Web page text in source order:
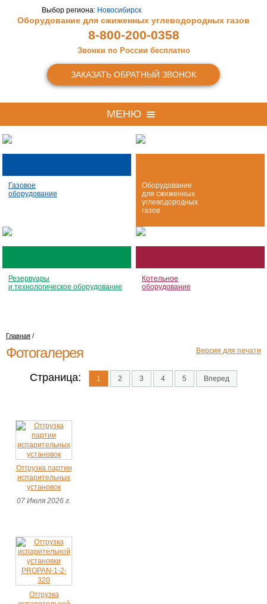
Выбор региона: Новосибирск
Оборудование для сжиженных углеводородных газов
8-800-200-0358
Звонки по России бесплатно
ЗАКАЗАТЬ ОБРАТНЫЙ ЗВОНОК
МЕНЮ
Газовое
оборудование
Оборудование
для сжиженных
углеводородных
газов
Резервуары
и технологическое оборудование
Котельное
оборудование
Главная /
Версия для печати
Фотогалерея
Страница: 1 2 3 4 5 Вперед
Отгрузка партии
испарительных
установок
07 Июля 2026 г.
Отгрузка